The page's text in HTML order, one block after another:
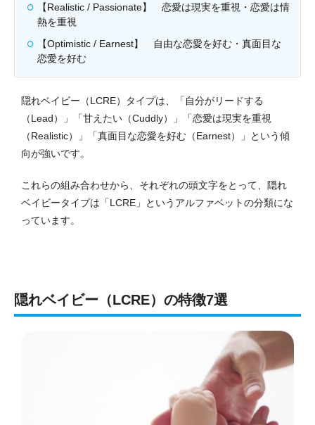
【Realistic / Passionate】 恋愛は現実を重視・恋愛は情
熱を重視
【Optimistic / Earnest】 自由な恋愛を好む・真面目な
恋愛を好む
隠れベイビー（LCRE）タイプは、「自分がリードする
（Lead）」「甘えたい（Cuddly）」「恋愛は現実を重視
（Realistic）」「真面目な恋愛を好む（Earnest）」という傾
向が強いです。
これらの組み合わせから、それぞれの頭文字をとって、隠れ
ベイビータイプは「LCRE」というアルファベットの分類にな
っています。
隠れベイビー（LCRE）の特徴7選